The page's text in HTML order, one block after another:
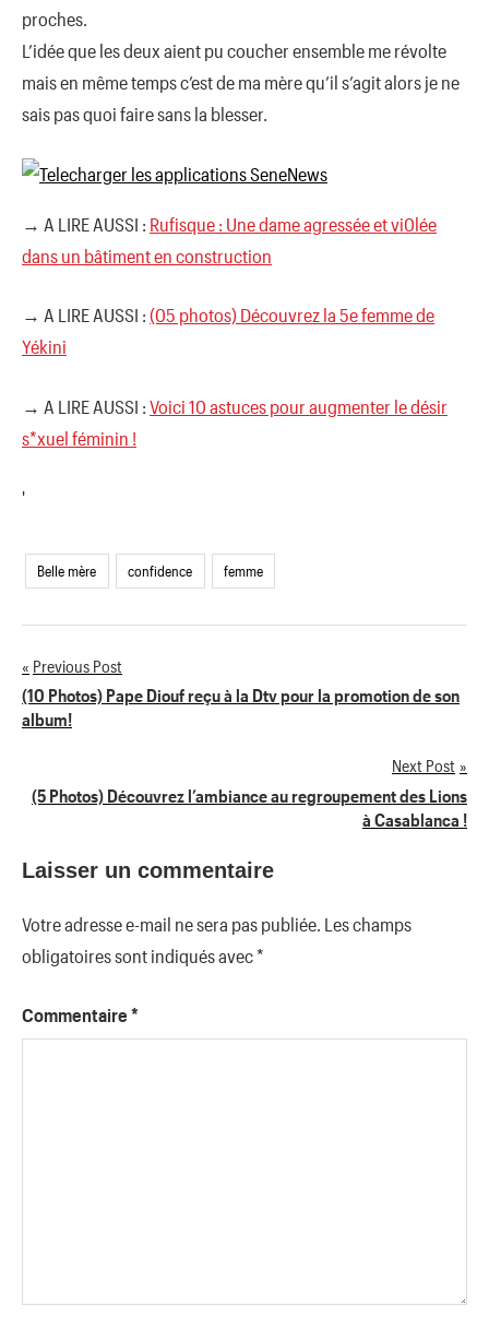
proches.
L’idée que les deux aient pu coucher ensemble me révolte
mais en même temps c’est de ma mère qu’il s’agit alors je ne
sais pas quoi faire sans la blesser.
→ A LIRE AUSSI : Rufisque : Une dame agressée et vi0lée
dans un bâtiment en construction
→ A LIRE AUSSI : (05 photos) Découvrez la 5e femme de
Yékini
→ A LIRE AUSSI : Voici 10 astuces pour augmenter le désir
s*xuel féminin !
'
Belle mère confidence femme
Navigation
de
Previous Post
(10 Photos) Pape Diouf reçu à la Dtv pour la promotion de son
album!
Next Post
(5 Photos) Découvrez l’ambiance au regroupement des Lions
à Casablanca !
Laisser un commentaire
Votre adresse e-mail ne sera pas publiée. Les champs
obligatoires sont indiqués avec*
Commentaire *